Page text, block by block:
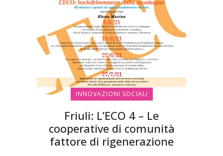
INNOVAZIONI SOCIALI
Friuli: L’ECO 4 – Le
cooperative di comunità
fattore di rigenerazione